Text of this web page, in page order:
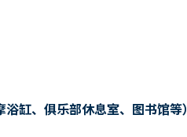
缸、俱乐部休息室、图书馆等）